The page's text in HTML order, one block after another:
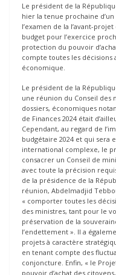
Le président de la
hier la tenue prochaine
l’examen de la l’avant-
budget pour l’exercice
protection du pouvoir
compte toutes les décisions
économique.
Le président de la
une réunion du Conseil des
dossiers, économiques
de Finances 2024 était
Cependant, au regard de
budgétaire 2024 et qui sera
international complexe, le
consacrer un Conseil de
avec toute la précision
de la présidence de la
réunion, Abdelmadjid
« comporter toutes les
des ministres, tant pour le
préservation de la
l’endettement ». Il a
projets à caractère
en tenant compte des
conjoncture. Enfin, « le
pouvoir d’achat des